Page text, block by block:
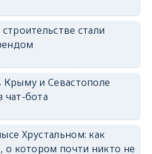
стали
и Севастополе
чат-бота
Хрустальном: как
о котором почти никто не